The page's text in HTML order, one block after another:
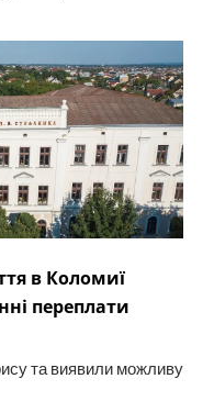
в Коломиї
переплати
та виявили можливу